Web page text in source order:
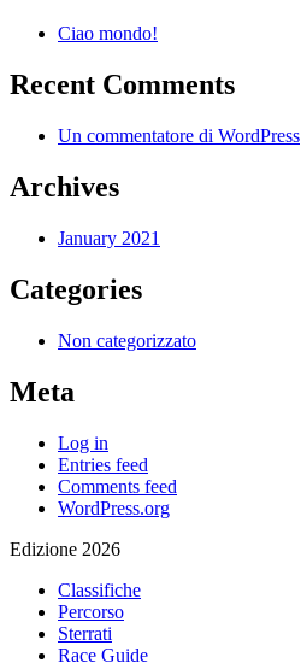
Ciao mondo!
Recent Comments
Un commentatore di WordPress
Archives
January 2021
Categories
Non categorizzato
Meta
Log in
Entries feed
Comments feed
WordPress.org
Edizione 2026
Classifiche
Percorso
Sterrati
Race Guide